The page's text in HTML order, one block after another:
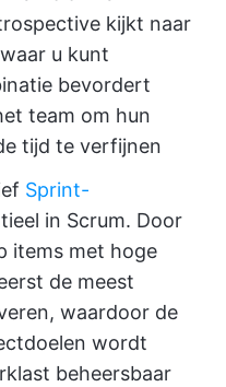
kijkt naar
u kunt
bevordert
team om hun
tijd te verfijnen
Sprint-
in Scrum. Door
items met hoge
de meest
waardoor de
wordt
beheersbaar